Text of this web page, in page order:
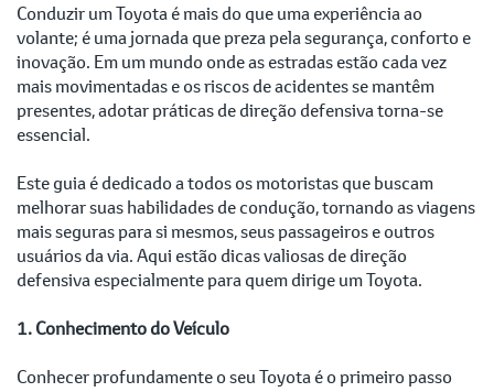
Conduzir um Toyota é mais do que uma experiência ao
volante; é uma jornada que preza pela segurança, conforto e
inovação. Em um mundo onde as estradas estão cada vez
mais movimentadas e os riscos de acidentes se mantêm
presentes, adotar práticas de direção defensiva torna-se
essencial.
Este guia é dedicado a todos os motoristas que buscam
melhorar suas habilidades de condução, tornando as viagens
mais seguras para si mesmos, seus passageiros e outros
usuários da via. Aqui estão dicas valiosas de direção
defensiva especialmente para quem dirige um Toyota.
1. Conhecimento do Veículo
Conhecer profundamente o seu Toyota é o primeiro passo